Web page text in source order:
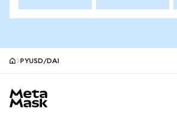
PYUSD/DAI